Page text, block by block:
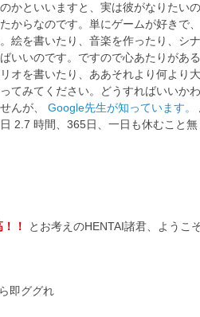
かといいますと、実は彼がなりたい
からなのです。単にゲームが好きで
絵を書いたり、音楽を作ったり、シ
いいのです。ですので心あたりがあ
オを書いたり、ああそれより何より
てみてください。どうすればいいか
んが、 Google先生が知っています。
2.7 時間、365日、一日も休むこと
！
とお考えのHENTAI諸君、ようこ
即ググれ